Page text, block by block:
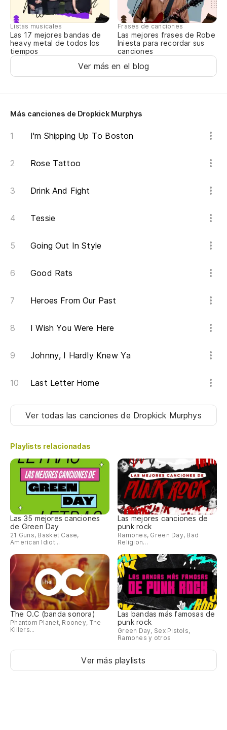
Listas musicales
Las 17 mejores bandas de
heavy metal de todos los
tiempos
Frases de canciones
Las mejores frases de Robe
Iniesta para recordar sus
canciones
Ver más en el blog
Más canciones de Dropkick Murphys
I'm Shipping Up To Boston
Rose Tattoo
Drink And Fight
Tessie
Going Out In Style
Good Rats
Heroes From Our Past
I Wish You Were Here
Johnny, I Hardly Knew Ya
Last Letter Home
Ver todas las cancionesde Dropkick Murphys
Playlists relacionadas
Las 35 mejores canciones
de Green Day
21 Guns, Basket Case,
American Idiot...
Las mejores canciones de
punk rock
Ramones, Green Day, Bad
Religion...
The O.C (banda sonora)
Phantom Planet, Rooney, The
Killers...
Las bandas más famosas de
punk rock
Green Day, Sex Pistols,
Ramones y otros
Ver más playlists